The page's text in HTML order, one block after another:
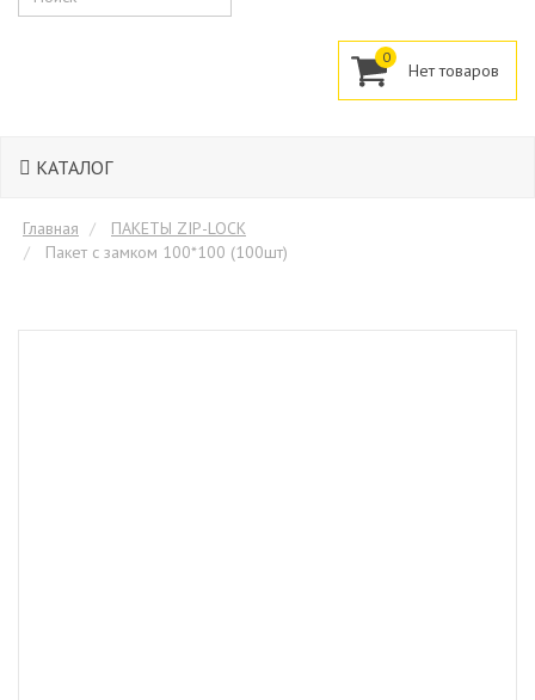
0
КАТАЛОГ
Главная
ПАКЕТЫ ZIP-LOCK
Пакет с замком 100*100 (100шт)